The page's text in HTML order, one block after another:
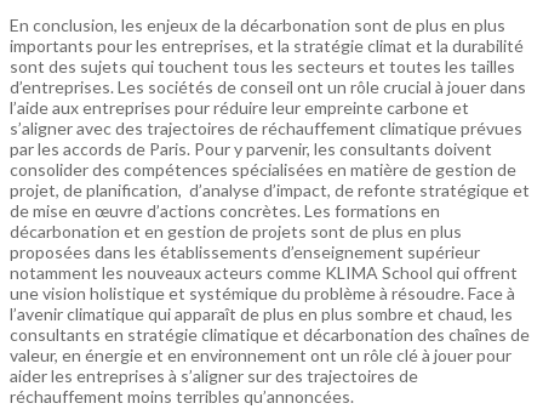
En conclusion, les enjeux de la décarbonation sont de plus en plus
importants pour les entreprises, et la stratégie climat et la durabilité
sont des sujets qui touchent tous les secteurs et toutes les tailles
d’entreprises. Les sociétés de conseil ont un rôle crucial à jouer dans
l’aide aux entreprises pour réduire leur empreinte carbone et
s’aligner avec des trajectoires de réchauffement climatique prévues
par les accords de Paris. Pour y parvenir, les consultants doivent
consolider des compétences spécialisées en matière de gestion de
projet, de planification, d’analyse d’impact, de refonte stratégique et
de mise en œuvre d’actions concrètes. Les formations en
décarbonation et en gestion de projets sont de plus en plus
proposées dans les établissements d’enseignement supérieur
notamment les nouveaux acteurs comme KLIMA School qui offrent
une vision holistique et systémique du problème à résoudre. Face à
l’avenir climatique qui apparaît de plus en plus sombre et chaud, les
consultants en stratégie climatique et décarbonation des chaînes de
valeur, en énergie et en environnement ont un rôle clé à jouer pour
aider les entreprises à s’aligner sur des trajectoires de
réchauffement moins terribles qu’annoncées.